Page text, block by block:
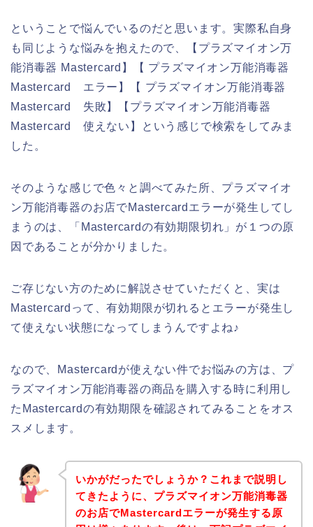
ということで悩んでいるのだと思います。実際私自身
も同じような悩みを抱えたので、【プラズマイオン万
能消毒器 Mastercard】【 プラズマイオン万能消毒器
Mastercard エラー】【 プラズマイオン万能消毒器
Mastercard 失敗】【プラズマイオン万能消毒器
Mastercard 使えない】という感じで検索をしてみま
した。
そのような感じで色々と調べてみた所、プラズマイオ
ン万能消毒器のお店でMastercardエラーが発生してし
まうのは、「Mastercardの有効期限切れ」が１つの原
因であることが分かりました。
ご存じない方のために解説させていただくと、実は
Mastercardって、有効期限が切れるとエラーが発生し
て使えない状態になってしまうんですよね♪
なので、Mastercardが使えない件でお悩みの方は、プ
ラズマイオン万能消毒器の商品を購入する時に利用し
たMastercardの有効期限を確認されてみることをオス
スメします。
いかがだったでしょうか？これまで説明し
てきたように、プラズマイオン万能消毒器
のお店でMastercardエラーが発生する原